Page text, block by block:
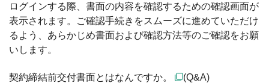
ログインする際、書面の内容を確認するための確認画面が
表示されます。ご確認手続きをスムーズに進めていただけ
るよう、あらかじめ書面および確認方法等のご確認をお願
いします。
契約締結前交付書面とはなんですか。 (Q&A)